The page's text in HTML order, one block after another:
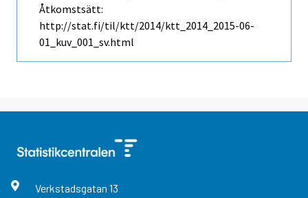
Åtkomstsätt:
http://stat.fi/til/ktt/2014/ktt_2014_2015-06-
01_kuv_001_sv.html
Verkstadsgatan 13